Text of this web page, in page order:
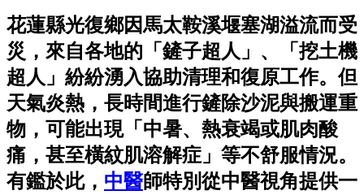
花蓮縣光復鄉因馬太鞍溪堰塞湖溢流而受
災，來自各地的「鏟子超人」、「挖土機
超人」紛紛湧入協助清理和復原工作。但
天氣炎熱，長時間進行鏟除沙泥與搬運重
物，可能出現「中暑、熱衰竭或肌肉酸
痛，甚至橫紋肌溶解症」等不舒服情況。
有鑑於此， 中醫師特別從中醫視角提供一